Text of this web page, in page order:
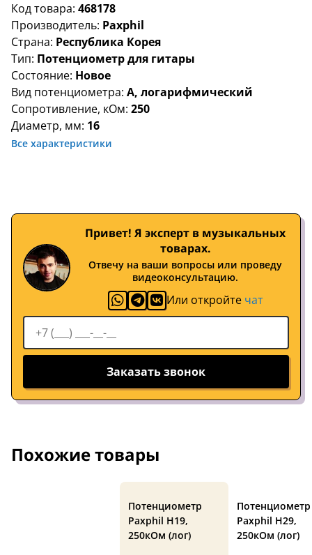
Код товара: 468178
Производитель: Paxphil
Страна: Республика Корея
Тип: Потенциометр для гитары
Состояние: Новое
Вид потенциометра: A, логарифмический
Сопротивление, кОм: 250
Диаметр, мм: 16
Все характеристики
Привет! Я эксперт в музыкальных
товарах.
Отвечу на ваши вопросы или проведу
видеоконсультацию.
Или откройте чат
Заказать звонок
Похожие товары
Потенциометр
Paxphil H19,
250кОм (лог)
Потенциометр
Paxphil H29,
250кОм (лог)